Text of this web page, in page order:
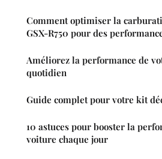
Comment optimiser la
GSX-R750 pour des
Améliorez la performance de
quotidien
Guide complet pour votre kit
10 astuces pour booster la
voiture chaque jour